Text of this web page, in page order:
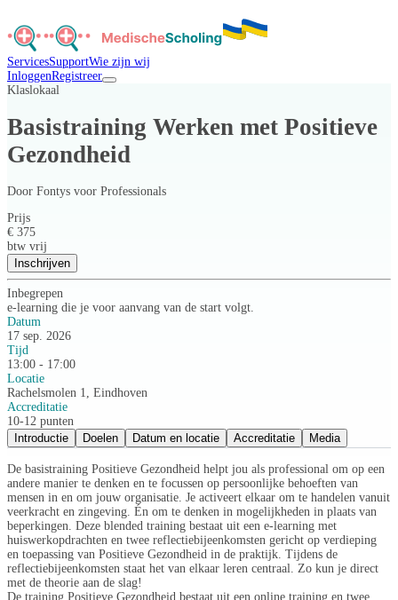
ServicesSupportWie zijn wij
InloggenRegistreer
Klaslokaal
Basistraining Werken met Positieve
Gezondheid
Door Fontys voor Professionals
Prijs
€ 375
btw vrij
Inschrijven
Inbegrepen
e-learning die je voor aanvang van de start volgt.
Datum
17 sep. 2026
Tijd
13:00 - 17:00
Locatie
Rachelsmolen 1, Eindhoven
Accreditatie
10-12 punten
Introductie
Doelen Datum en locatie Accreditatie Media
De basistraining Positieve Gezondheid helpt jou als professional om op een
andere manier te denken en te focussen op persoonlijke behoeften van
mensen in en om jouw organisatie. Je activeert elkaar om te handelen vanuit
veerkracht en zingeving. Én om te denken in mogelijkheden in plaats van
beperkingen. Deze blended training bestaat uit een e-learning met
huiswerkopdrachten en twee reflectiebijeenkomsten gericht op verdieping
en toepassing van Positieve Gezondheid in de praktijk. Tijdens de
reflectiebijeenkomsten staat het van elkaar leren centraal. Zo kun je direct
met de theorie aan de slag!
De training Positieve Gezondheid bestaat uit een online training en twee